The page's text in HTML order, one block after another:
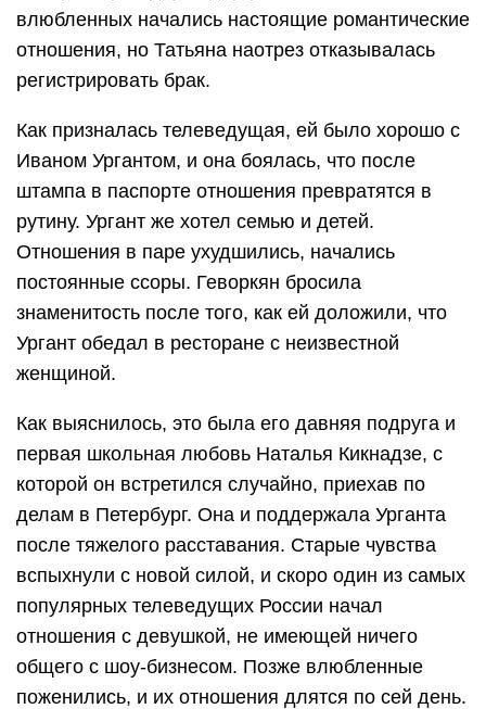
влюбленных начались настоящие романтические
отношения, но Татьяна наотрез отказывалась
регистрировать брак.
Как призналась телеведущая, ей было хорошо с
Иваном Ургантом, и она боялась, что после
штампа в паспорте отношения превратятся в
рутину. Ургант же хотел семью и детей.
Отношения в паре ухудшились, начались
постоянные ссоры. Геворкян бросила
знаменитость после того, как ей доложили, что
Ургант обедал в ресторане с неизвестной
женщиной.
Как выяснилось, это была его давняя подруга и
первая школьная любовь Наталья Кикнадзе, с
которой он встретился случайно, приехав по
делам в Петербург. Она и поддержала Урганта
после тяжелого расставания. Старые чувства
вспыхнули с новой силой, и скоро один из самых
популярных телеведущих России начал
отношения с девушкой, не имеющей ничего
общего с шоу-бизнесом. Позже влюбленные
поженились, и их отношения длятся по сей день.